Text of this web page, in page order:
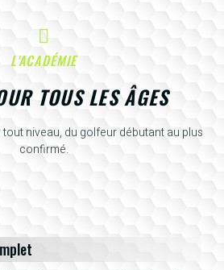
L'ACADÉMIE
TOUS LES ÂGES
niveau, du golfeur débutant au plus
confirmé.